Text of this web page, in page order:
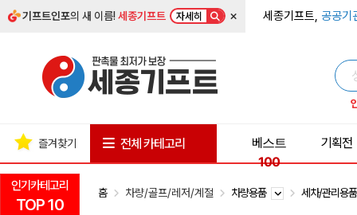
기프트인포의 새 이름!세종기프트 자세히 × 세종기프트, 공공기
인기카테고리
TOP 10
즐겨찾기 전체 카테고리
베스트
100
기획전
홈 차량/골프/레저/계절 차량용품 세차/관리용